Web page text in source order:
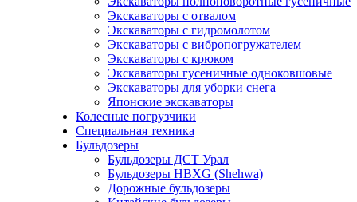
Экскаваторы с отвалом
Экскаваторы с гидромолотом
Экскаваторы с вибропогружателем
Экскаваторы с крюком
Экскаваторы гусеничные одноковшовые
Экскаваторы для уборки снега
Японские экскаваторы
Колесные погрузчики
Специальная техника
Бульдозеры
Бульдозеры ДСТ Урал
Бульдозеры HBXG (Shehwa)
Дорожные бульдозеры